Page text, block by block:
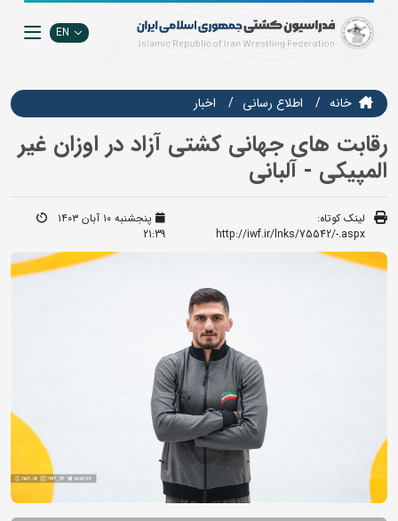
EN
خانه اطلاع رسانی اخبار
رقابت های جهانی کشتی آزاد در اوزان غیر
المپیکی - آلبانی
لینک کوتاه:
http://iwf.ir/lnks/75542/-.aspx
پنجشنبه ۱۰ آبان ۱۴۰۳
21:39